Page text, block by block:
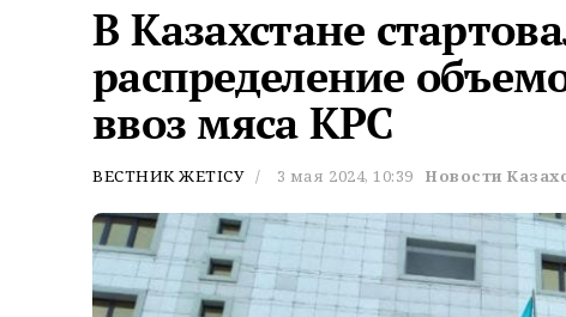
В Казахстане
распределение
ввоз мяса КРС
ВЕСТНИК ЖЕТІСУ 3 мая 2024, 10:39 Новости